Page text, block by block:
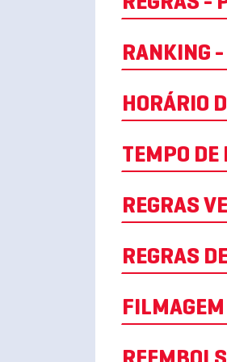
RANKING
HORÁRIO
TEMPO DE
REGRAS
REGRAS